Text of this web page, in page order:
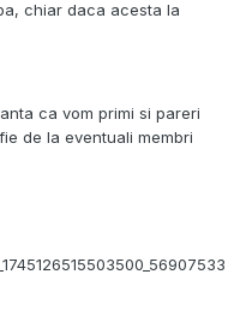
chiar daca acesta la
ca vom primi si pareri
de la eventuali membri